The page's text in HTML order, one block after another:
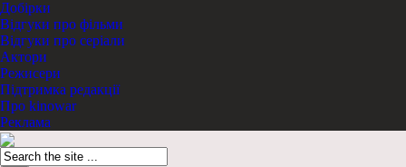
Добірки
Відгуки про фільми
Відгуки про серіали
Актори
Режисери
Підтримка редакції
Про kinowar
Реклама